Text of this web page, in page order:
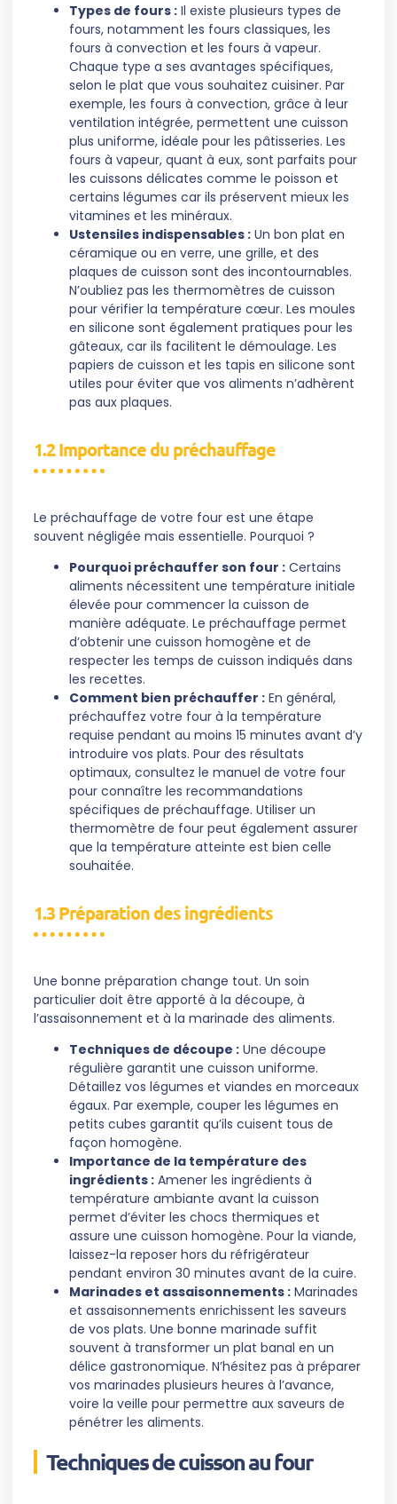
Types de fours : Il existe plusieurs types de
fours, notamment les fours classiques, les
fours à convection et les fours à vapeur.
Chaque type a ses avantages spécifiques,
selon le plat que vous souhaitez cuisiner. Par
exemple, les fours à convection, grâce à leur
ventilation intégrée, permettent une cuisson
plus uniforme, idéale pour les pâtisseries. Les
fours à vapeur, quant à eux, sont parfaits pour
les cuissons délicates comme le poisson et
certains légumes car ils préservent mieux les
vitamines et les minéraux.
Ustensiles indispensables : Un bon plat en
céramique ou en verre, une grille, et des
plaques de cuisson sont des incontournables.
N’oubliez pas les thermomètres de cuisson
pour vérifier la température cœur. Les moules
en silicone sont également pratiques pour les
gâteaux, car ils facilitent le démoulage. Les
papiers de cuisson et les tapis en silicone sont
utiles pour éviter que vos aliments n’adhèrent
pas aux plaques.
1.2 Importance du préchauffage
Le préchauffage de votre four est une étape
souvent négligée mais essentielle. Pourquoi ?
Pourquoi préchauffer son four : Certains
aliments nécessitent une température initiale
élevée pour commencer la cuisson de
manière adéquate. Le préchauffage permet
d’obtenir une cuisson homogène et de
respecter les temps de cuisson indiqués dans
les recettes.
Comment bien préchauffer : En général,
préchauffez votre four à la température
requise pendant au moins 15 minutes avant d’y
introduire vos plats. Pour des résultats
optimaux, consultez le manuel de votre four
pour connaître les recommandations
spécifiques de préchauffage. Utiliser un
thermomètre de four peut également assurer
que la température atteinte est bien celle
souhaitée.
1.3 Préparation des ingrédients
Une bonne préparation change tout. Un soin
particulier doit être apporté à la découpe, à
l’assaisonnement et à la marinade des aliments.
Techniques de découpe : Une découpe
régulière garantit une cuisson uniforme.
Détaillez vos légumes et viandes en morceaux
égaux. Par exemple, couper les légumes en
petits cubes garantit qu’ils cuisent tous de
façon homogène.
Importance de la température des
ingrédients : Amener les ingrédients à
température ambiante avant la cuisson
permet d’éviter les chocs thermiques et
assure une cuisson homogène. Pour la viande,
laissez-la reposer hors du réfrigérateur
pendant environ 30 minutes avant de la cuire.
Marinades et assaisonnements : Marinades
et assaisonnements enrichissent les saveurs
de vos plats. Une bonne marinade suffit
souvent à transformer un plat banal en un
délice gastronomique. N’hésitez pas à préparer
vos marinades plusieurs heures à l’avance,
voire la veille pour permettre aux saveurs de
pénétrer les aliments.
Techniques de cuisson au four